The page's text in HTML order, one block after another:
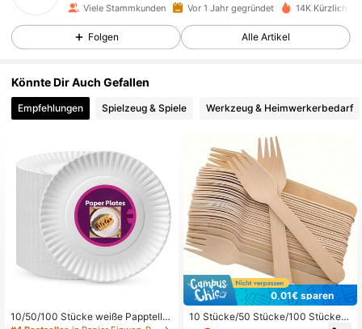
4,92 444 Follower
4,92 444 Follower
444 Follower
Viele Stammkunden Vor 1 Jahr gegründet 14K Kürzlich
Folgen Alle Artikel
Könnte Dir Auch Gefallen
Empfehlungen Spielzeug & Spiele Werkzeug & Heimwerkerbedarf
10/50/100 Stücke weiße Papptelle
0,01€ sparen
10 Stücke/50 Stücke/100 Stücke E